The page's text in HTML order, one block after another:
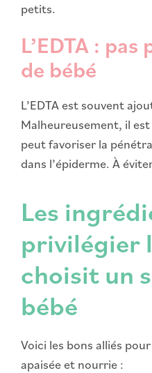
petits.
L’EDTA :
de bébé
L’EDTA est souvent
Malheureusement, il
peut favoriser la
dans l’épiderme. À
Les
privilégier
choisit un
bébé
Voici les bons alliés
apaisée et nourrie :